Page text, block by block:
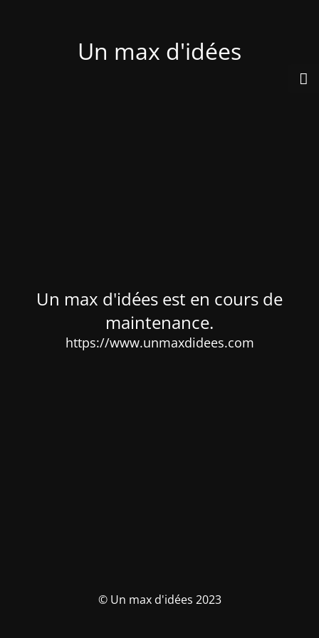
Un max d'idées
Un max d'idées est en cours de
maintenance.
https://www.unmaxdidees.com
© Un max d'idées 2023